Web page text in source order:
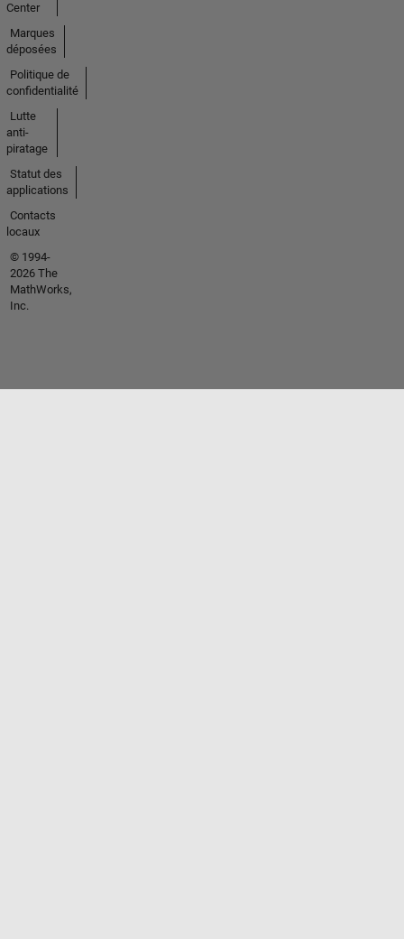
Center
Marques
déposées
Politique de
confidentialité
Lutte
anti-
piratage
Statut des
applications
Contacts
locaux
© 1994-
2026 The
MathWorks,
Inc.